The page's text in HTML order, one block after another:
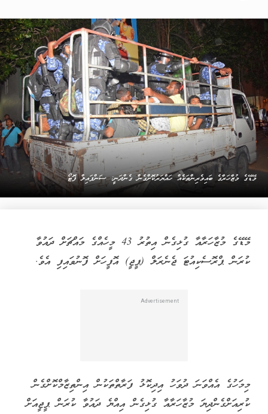
މޭޑޭގެ މުޒާހަރާގެ ބައިވެރިންތަކެއް ހައްޔަރުކޮށްގެން ގެންދަނީ: ސަންފައިލް ފޮޓޯ
މޭޑޭގެ މުޒާހަރާއާ ގުޅިގެން އިތުރު 43 މީހެއްގެ މައްޗަށް ދައުވާ
ކުރަން ޕްރޮސެކިއުޓަ ޖެނެރަލް (ޕީޖީ) އޮފީހަށް ފޮނުވައިފި އެވެ.
މިމަހުގެ އެއްވަނަ ދުވަހު އިދިކޮޅު ފަރާތްތަކުން އިންތިޒާމްކޮށްގެން
ކުރިއަށްގެންދިޔަ މުޒާހަރާއާ ގުޅިގެން އިއްޔެ ދައުވާ ކުރަން ޕީޖީއަށް